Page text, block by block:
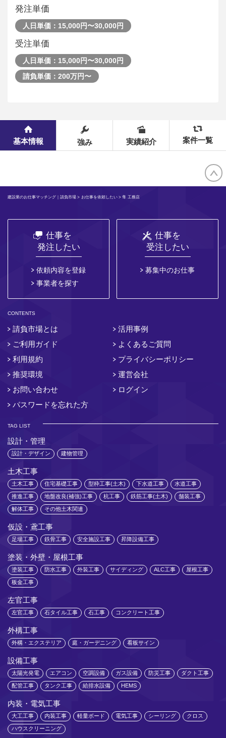
発注単価
人日単価：15,000円〜30,000円
受注単価
人日単価：15,000円〜30,000円
請負単価：200万円〜
基本情報 強み 実績紹介 案件一覧
建設業のお仕事マッチング｜請負市場 > お仕事を依頼したい> 隼 工務店
仕事を
発注したい
依頼内容を登録
事業者を探す
仕事を
受注したい
募集中のお仕事
CONTENTS
請負市場とは
活用事例
ご利用ガイド
よくあるご質問
利用規約
プライバシーポリシー
推奨環境
運営会社
お問い合わせ
ログイン
パスワードを忘れた方
TAG LIST
設計・管理
設計・デザイン 建物管理
土木工事
土木工事 住宅基礎工事 型枠工事(土木) 下水道工事 水道工事
推進工事 地盤改良(補強)工事 杭工事 鉄筋工事(土木) 舗装工事
解体工事 その他土木関連
仮設・鳶工事
足場工事 鉄骨工事 安全施設工事 昇降設備工事
塗装・外壁・屋根工事
塗装工事 防水工事 外装工事 サイディング ALC工事 屋根工事
板金工事
左官工事
左官工事 石タイル工事 石工事 コンクリート工事
外構工事
外構・エクステリア 庭・ガーデニング 看板サイン
設備工事
太陽光発電 エアコン 空調設備 ガス設備 防災工事 ダクト工事
配管工事 タンク工事 給排水設備 HEMS
内装・電気工事
大工工事 内装工事 軽量ボード 電気工事 シーリング クロス
ハウスクリーニング